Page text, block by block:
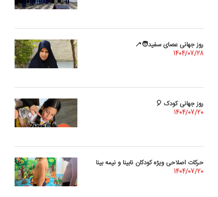
روز جهانی عصای سفید🧑‍🦯
1404/07/28
روز جهانی کودک 🎈
1404/07/20
حرکات اصلاحی ویژه کودکان نابینا و نیمه بینا
1404/07/20